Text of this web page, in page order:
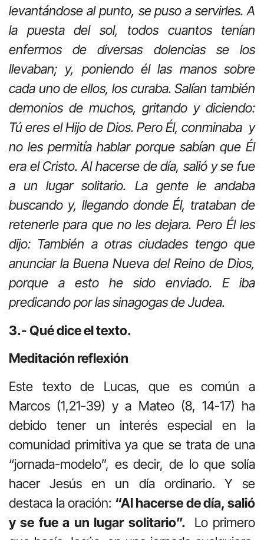
levantándose al punto, se puso a servirles. A
la puesta del sol, todos cuantos tenían
enfermos de diversas dolencias se los
llevaban; y, poniendo él las manos sobre
cada uno de ellos, los curaba. Salían también
demonios de muchos, gritando y diciendo:
Tú eres el Hijo de Dios. Pero Él, conminaba y
no les permitía hablar porque sabían que Él
era el Cristo. Al hacerse de día, salió y se fue
a un lugar solitario. La gente le andaba
buscando y, llegando donde Él, trataban de
retenerle para que no les dejara. Pero Él les
dijo: También a otras ciudades tengo que
anunciar la Buena Nueva del Reino de Dios,
porque a esto he sido enviado. E iba
predicando por las sinagogas de Judea.
3.- Qué dice el texto.
Meditación reflexión
Este texto de Lucas, que es común a
Marcos (1,21-39) y a Mateo (8, 14-17) ha
debido tener un interés especial en la
comunidad primitiva ya que se trata de una
“jornada-modelo”, es decir, de lo que solía
hacer Jesús en un día ordinario. Y se
destaca la oración: “Al hacerse de día, salió
y se fue a un lugar solitario”. Lo primero